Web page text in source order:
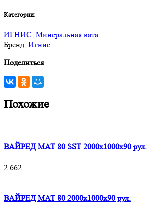
Категории:
ИГНИС, Минеральная вата
Бренд: Игнис
Поделиться
Похожие
ВАЙРЕД МАТ 80 SST 2000x1000x90 рул.
2 662
ВАЙРЕД МАТ 80 2000x1000x90 рул.